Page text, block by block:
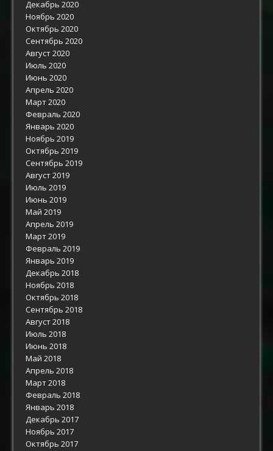
Декабрь 2020
Ноябрь 2020
Октябрь 2020
Сентябрь 2020
Август 2020
Июль 2020
Июнь 2020
Апрель 2020
Март 2020
Февраль 2020
Январь 2020
Ноябрь 2019
Октябрь 2019
Сентябрь 2019
Август 2019
Июль 2019
Июнь 2019
Май 2019
Апрель 2019
Март 2019
Февраль 2019
Январь 2019
Декабрь 2018
Ноябрь 2018
Октябрь 2018
Сентябрь 2018
Август 2018
Июль 2018
Июнь 2018
Май 2018
Апрель 2018
Март 2018
Февраль 2018
Январь 2018
Декабрь 2017
Ноябрь 2017
Октябрь 2017